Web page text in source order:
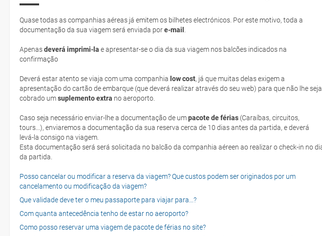
Quase todas as companhias aéreas já emitem os bilhetes electrónicos. Por este motivo, toda a
documentação da sua viagem será enviada pore-mail
Apenasdeverá imprimi-la e apresentar-se o dia da sua viagem nos balcões indicados na
confirmação
Deverá estar atento se viaja com uma companhia low cost, já que muitas delas exigem a
apresentação do cartão de embarque (que deverá realizar através do seu web) para que não lhe seja
cobrado umsuplemento extra no aeroporto.
Caso seja necessário enviar-lhe a documentação de umpacote de férias (Caraíbas, circuitos,
tours...), enviaremos a documentação da sua reserva cerca de 10 dias antes da partida, e deverá
levá-la consigo na viagem.
Esta documentação será será solicitada no balcão da companhia aéreen ao realizar o check-in no dia
da partida.
Posso cancelar ou modificar a reserva da viagem? Que custos podem ser originados por um
cancelamento ou modificação da viagem?
Que validade deve ter o meu passaporte para viajar para...?
Com quanta antecedência tenho de estar no aeroporto?
Como posso reservar uma viagem de pacote de férias no site?